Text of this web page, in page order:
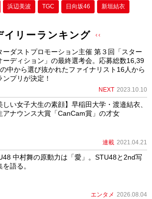
浜辺美波 TGC 日向坂46 新垣結衣
イリーランキング
ーダストプロモーション主催 第３回「スター
ディション」の最終選考会。応募総数16,39
中から選び抜かれたファイナリスト16人から
ンプリが決定！
NEXT 2023.10.10
しい女子大生の素顔】早稲田大学・渡邉結衣、
アナウンス大賞「CanCam賞」の才女
連載 2021.04.21
中村舞の原動力は「愛」。STU48と2nd写
を語る。
エンタメ 2026.08.04